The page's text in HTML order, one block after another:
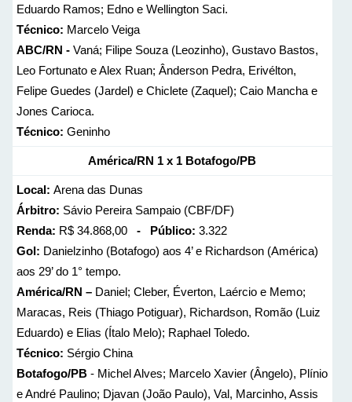
Eduardo Ramos; Edno e Wellington Saci.
Técnico: Marcelo Veiga
ABC/RN -Vaná; Filipe Souza (Leozinho), Gustavo Bastos,
Leo Fortunato e Alex Ruan; Ânderson Pedra, Erivélton,
Felipe Guedes (Jardel) e Chiclete (Zaquel); Caio Mancha e
Jones Carioca.
Técnico: Geninho
América/RN 1 x 1 Botafogo/PB
Local: Arena das Dunas
Árbitro: Sávio Pereira Sampaio (CBF/DF)
Renda: R$ 34.868,00 - Público: 3.322
Gol: Danielzinho (Botafogo) aos 4’ e Richardson (América)
aos 29’ do 1° tempo.
América/RN – Daniel; Cleber, Éverton, Laércio e Memo;
Maracas, Reis (Thiago Potiguar), Richardson, Romão (Luiz
Eduardo) e Elias (Ítalo Melo); Raphael Toledo.
Técnico: Sérgio China
Botafogo/PB- Michel Alves; Marcelo Xavier (Ângelo), Plínio
e André Paulino; Djavan (João Paulo), Val, Marcinho, Assis